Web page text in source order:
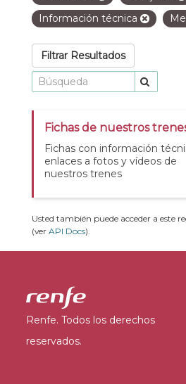
Información técnica
Filtrar Resultados
Fichas de nuestros
Fichas con información
enlaces a fotos y vídeos de
nuestros trenes
Usted también puede acceder a este
(ver API Docs).
Renfe. Todos los derechos
reservados.